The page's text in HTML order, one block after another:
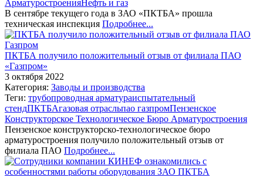
АрматуростроенияНефть и газ
В сентябре текущего года в ЗАО «ПКТБА» прошла
техническая инспекция Подробнее...
ПКТБА получило положительный отзыв от филиала ПАО
«Газпром»
3 октября 2022
Категория: Заводы и производства
Теги: трубопроводная арматураиспытательный
стендПКТБАгазовая отрасльпао газпромПензенское
Конструкторское Технологическое Бюро Арматуростроения
Пензенское конструкторско-технологическое бюро
арматуростроения получило положительный отзыв от
филиала ПАО Подробнее...